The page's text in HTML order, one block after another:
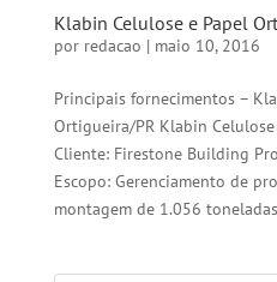
Klabin Celulose e Papel
por redacao | maio 10, 2016
Principais fornecimentos –
Ortigueira/PR Klabin
Cliente: Firestone Building
Escopo: Gerenciamento de
montagem de 1.056